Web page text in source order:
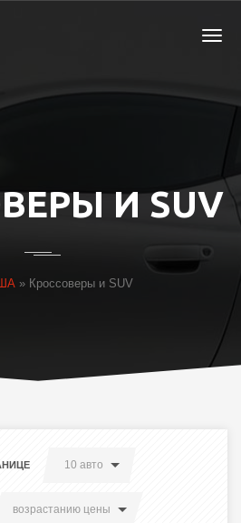
И SUV
» Кроссоверы и SUV
10 авто
возрастанию цены